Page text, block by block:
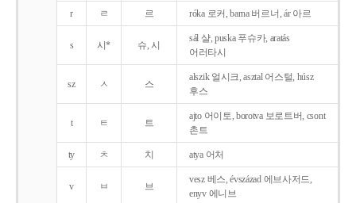
r ㄹ 르 róka 로커, barna 버르너, ár 아르
s 시* 슈, 시
sál 샬, puska 푸슈카, aratás
어러타시
sz ㅅ 스
alszik 얼시크, asztal 어스털, húsz
후스
t ㅌ 트
ajto 어이토, borotva 보로트버, csont
촌트
ty ㅊ 치 atya 어처
v ㅂ 브
vesz 베스, évszázad 에브사저드,
enyv 에니브